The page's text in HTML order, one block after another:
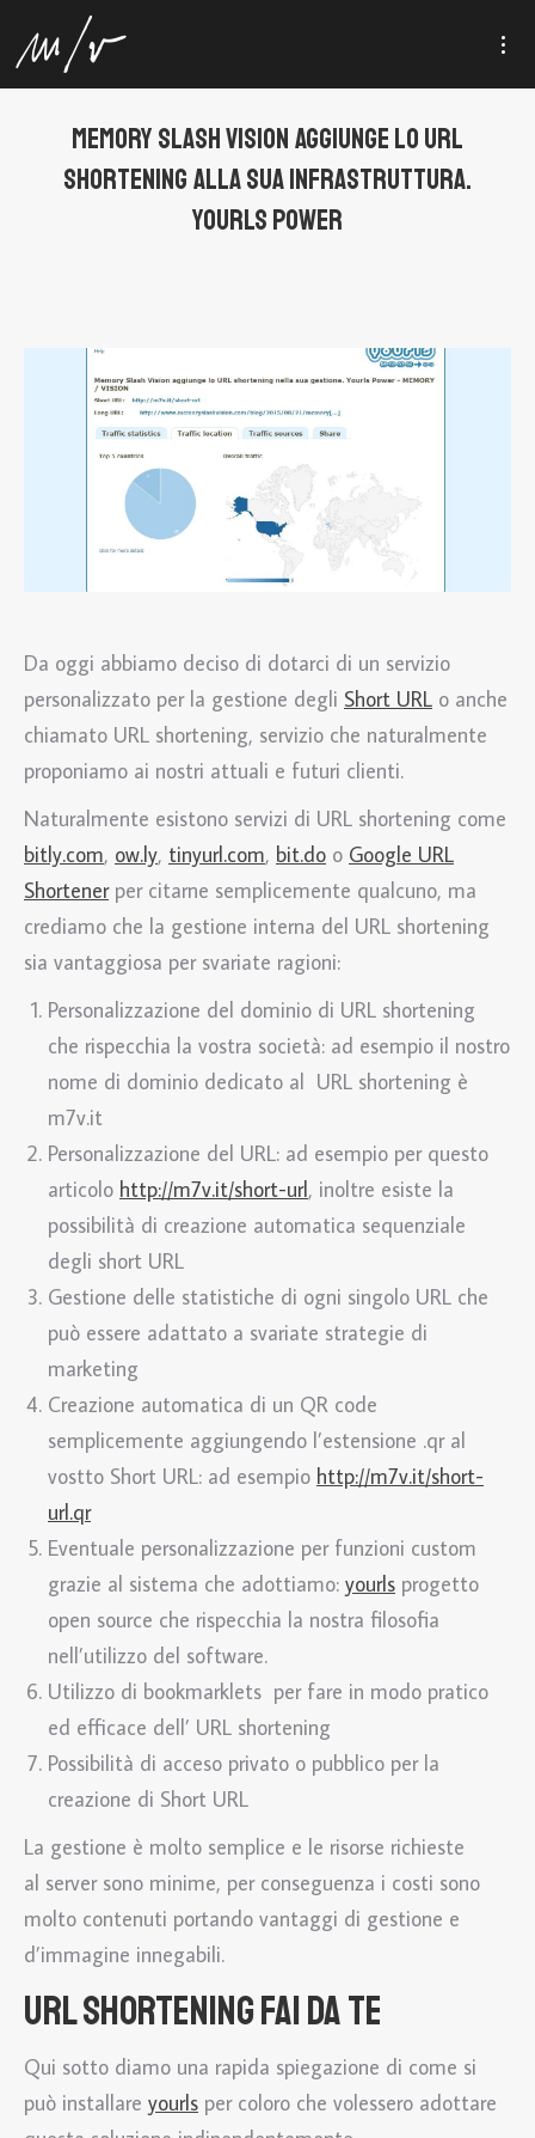
MEMORY SLASH VISION AGGIUNGE LO URL
SHORTENING ALLA SUA INFRASTRUTTURA.
YOURLS POWER
Da oggi abbiamo deciso di dotarci di un servizio
personalizzato per la gestione degli Short URL o anche
chiamato URL shortening, servizio che naturalmente
proponiamo ai nostri attuali e futuri clienti.
Naturalmente esistono servizi di URL shortening come
bitly.com, ow.ly, tinyurl.com, bit.do o Google URL
Shortenerper citarne semplicemente qualcuno, ma
crediamo che la gestione interna del URL shortening
sia vantaggiosa per svariate ragioni:
Personalizzazione del dominio di URL shortening
che rispecchia la vostra società: ad esempio il nostro
nome di dominio dedicato al URL shortening è
m7v.it
Personalizzazione del URL: ad esempio per questo
articolo http://m7v.it/short-url, inoltre esiste la
possibilità di creazione automatica sequenziale
degli short URL
Gestione delle statistiche di ogni singolo URL che
può essere adattato a svariate strategie di
marketing
Creazione automatica di un QR code
semplicemente aggiungendo l’estensione .qr al
vostto Short URL: ad esempio http://m7v.it/short-
url.qr
Eventuale personalizzazione per funzioni custom
grazie al sistema che adottiamo: yourls progetto
open source che rispecchia la nostra filosofia
nell’utilizzo del software.
Utilizzo di bookmarklets per fare in modo pratico
ed efficace dell’ URL shortening
Possibilità di acceso privato o pubblico per la
creazione di Short URL
La gestione è molto semplice e le risorse richieste
al server sono minime, per conseguenza i costi sono
molto contenuti portando vantaggi di gestione e
d’immagine innegabili.
URL shortening fai da te
Qui sotto diamo una rapida spiegazione di come si
può installare yourls per coloro che volessero adottare